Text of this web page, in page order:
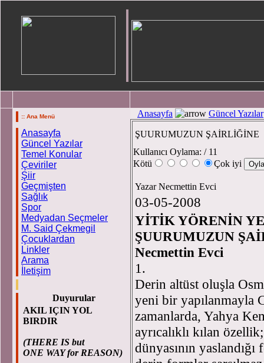
:: Ana Menü
Anasayfa
Güncel Yazılar
Temel Konular
Çeviriler
Şiir
Geçmişten
Sağlık
Spor
Medyadan Seçmeler
M. Said Çekmegil
Çocuklardan
Linkler
Arama
İletişim
Duyurular
AKIL IÇIN YOL
BIRDIR
(THERE IS but
ONE WAY for REASON)
Anasayfa Güncel Yazılar
ŞUURUMUZUN ŞAİRLİĞİNE
Kullanıcı Oylama: / 11
Kötü
Çok iyi
Yazar Necmettin Evci
03-05-2008
YİTİK YÖRENİN
ŞUURUMUZUN
1.
Derin altüst oluşla
yeni bir yapılanmayla
zamanlarda, Yahya
ayrıcalıklı kılan
dünyasının